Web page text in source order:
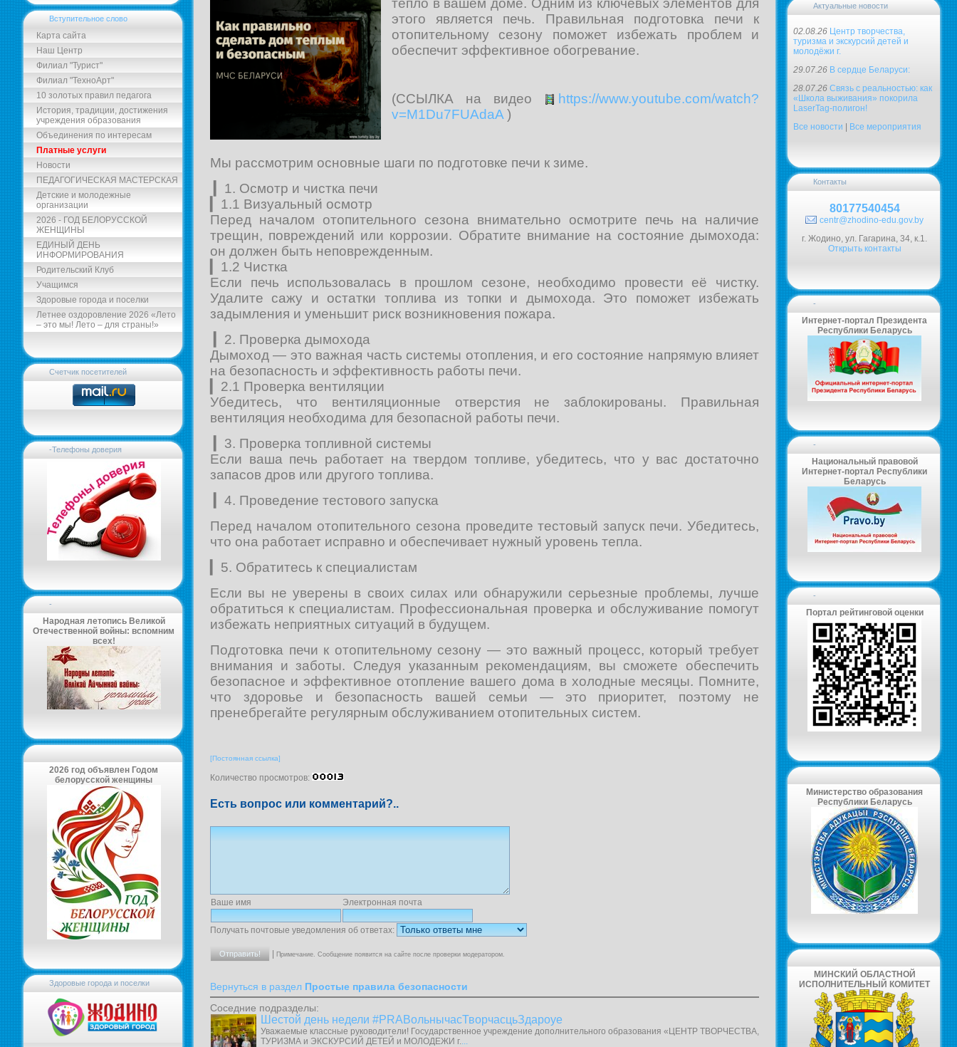
Вступительное слово
Карта сайта
Наш Центр
Филиал "Турист"
Филиал "ТехноАрт"
10 золотых правил педагога
История, традиции, достижения
учреждения образования
Объединения по интересам
Платные услуги
Новости
ПЕДАГОГИЧЕСКАЯ МАСТЕРСКАЯ
Детские и молодежные
организации
2026 - ГОД БЕЛОРУССКОЙ
ЖЕНЩИНЫ
ЕДИНЫЙ ДЕНЬ
ИНФОРМИРОВАНИЯ
Родительский Клуб
Учащимся
Здоровые города и поселки
Летнее оздоровление 2026 «Лето
– это мы! Лето – для страны!»
Счетчик посетителей
-Телефоны доверия
-
Народная летопись Великой
Отечественной войны: вспомним
всех!
2026 год объявлен Годом
белорусской женщины
Здоровые города и поселки
тепло в вашем доме. Одним из ключевых элементов для
этого является печь. Правильная подготовка печи к
отопительному сезону поможет избежать проблем и
обеспечит эффективное обогревание.
(ССЫЛКА на видео
https://www.youtube.com/watch?
v=M1Du7FUAdaA )
Мы рассмотрим основные шаги по подготовке печи к зиме.
▎1. Осмотр и чистка печи
▎1.1 Визуальный осмотр
Перед началом отопительного сезона внимательно осмотрите печь на наличие
трещин, повреждений или коррозии. Обратите внимание на состояние дымохода:
он должен быть неповрежденным.
▎1.2 Чистка
Если печь использовалась в прошлом сезоне, необходимо провести её чистку.
Удалите сажу и остатки топлива из топки и дымохода. Это поможет избежать
задымления и уменьшит риск возникновения пожара.
▎2. Проверка дымохода
Дымоход — это важная часть системы отопления, и его состояние напрямую влияет
на безопасность и эффективность работы печи.
▎2.1 Проверка вентиляции
Убедитесь, что вентиляционные отверстия не заблокированы. Правильная
вентиляция необходима для безопасной работы печи.
▎3. Проверка топливной системы
Если ваша печь работает на твердом топливе, убедитесь, что у вас достаточно
запасов дров или другого топлива.
▎4. Проведение тестового запуска
Перед началом отопительного сезона проведите тестовый запуск печи. Убедитесь,
что она работает исправно и обеспечивает нужный уровень тепла.
▎5. Обратитесь к специалистам
Если вы не уверены в своих силах или обнаружили серьезные проблемы, лучше
обратиться к специалистам. Профессиональная проверка и обслуживание помогут
избежать неприятных ситуаций в будущем.
Подготовка печи к отопительному сезону — это важный процесс, который требует
внимания и заботы. Следуя указанным рекомендациям, вы сможете обеспечить
безопасное и эффективное отопление вашего дома в холодные месяцы. Помните,
что здоровье и безопасность вашей семьи — это приоритет, поэтому не
пренебрегайте регулярным обслуживанием отопительных систем.
[Постоянная ссылка]
Количество просмотров:
Есть вопрос или комментарий?..
Ваше имя Электронная почта
Получать почтовые уведомления об ответах:
| Примечание. Сообщение появится на сайте после проверки модератором.
Вернуться в раздел Простые правила безопасности
Соседние подразделы:
Шестой день недели #PRAВольнычасТворчасцьЗдароуе
Уважаемые классные руководители! Государственное учреждение дополнительного образования «ЦЕНТР ТВОРЧЕСТВА,
ТУРИЗМА и ЭКСКУРСИЙ ДЕТЕЙ и МОЛОДЕЖИ г.
Актуальные новости
02.08.26 Центр творчества,
туризма и экскурсий детей и
молодёжи г.
29.07.26 В сердце Беларуси:
28.07.26 Связь с реальностью: как
«Школа выживания» покорила
LaserTag-полигон!
Все новости
Все мероприятия
Контакты
80177540454
centr@zhodino-edu.gov.by
г. Жодино, ул. Гагарина, 34, к.1.
Открыть контакты
-
Интернет-портал Президента
Республики Беларусь
-
Национальный правовой
Интернет-портал Республики
Беларусь
-
Портал рейтинговой оценки
Министерство образования
Республики Беларусь
МИНСКИЙ ОБЛАСТНОЙ
ИСПОЛНИТЕЛЬНЫЙ КОМИТЕТ